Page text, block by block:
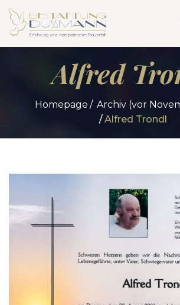
Alfred
Homepage
Archiv (vor
Alfred Trondl